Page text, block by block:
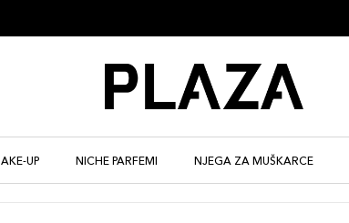
UP NICHE PARFEMI NJEGA ZA MUŠKARCE